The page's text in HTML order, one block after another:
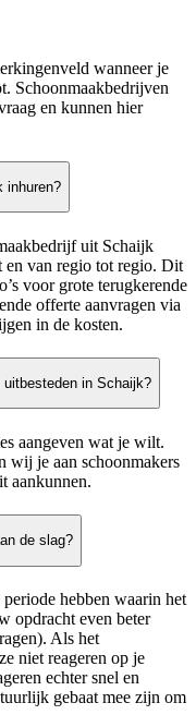
wanneer je
Schoonmaakbedrijven
en kunnen hier
inhuren?
uit Schaijk
en van regio tot regio. Dit
voor grote terugkerende
offerte aanvragen via
in de kosten.
in Schaijk?
aangeven wat je wilt.
wij je aan schoonmakers
aankunnen.
de slag?
hebben waarin het
opdracht even beter
Als het
niet reageren op je
echter snel en
gebaat mee zijn om